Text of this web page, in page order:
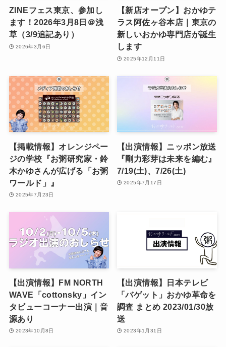
ZINEフェス東京、参加し
ます！2026年3月8日＠浅
草（3/9追記あり）
2026年3月6日
【新店オープン】おかゆテ
ラス阿佐ヶ谷本店｜東京の
新しいおかゆ専門店が誕生
します
2025年12月11日
【掲載情報】オレンジペー
ジの学校『お粥研究家・鈴
木かゆさんが広げる「お粥
ワールド」』
2025年7月23日
【出演情報】ニッポン放送
『剛力彩芽は未来を編む』
7/19(土)、7/26(土)
2025年7月17日
【出演情報】FM NORTH
WAVE「cottonsky」イン
タビューコーナー出演｜音
源あり
2023年10月8日
【出演情報】日本テレビ
「バゲット」おかゆ革命を
調査 まとめ 2023/01/30放
送
2023年1月31日